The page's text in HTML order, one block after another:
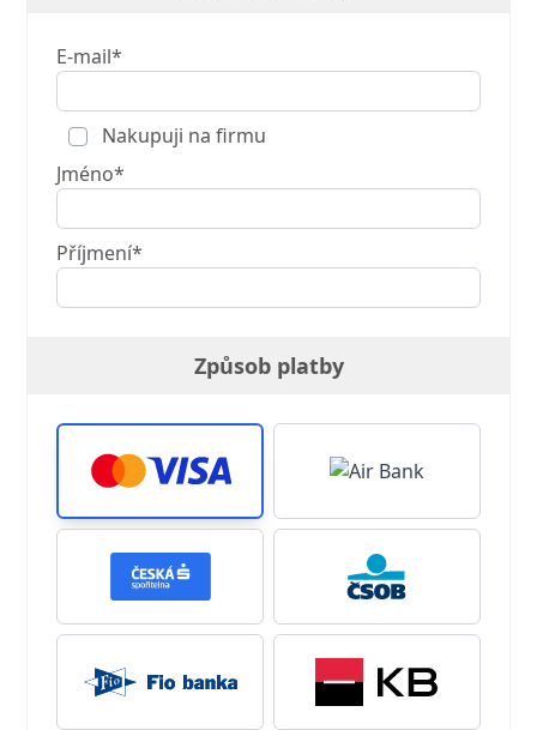
E-mail*
Nakupuji na firmu
Jméno*
Příjmení*
Způsob platby